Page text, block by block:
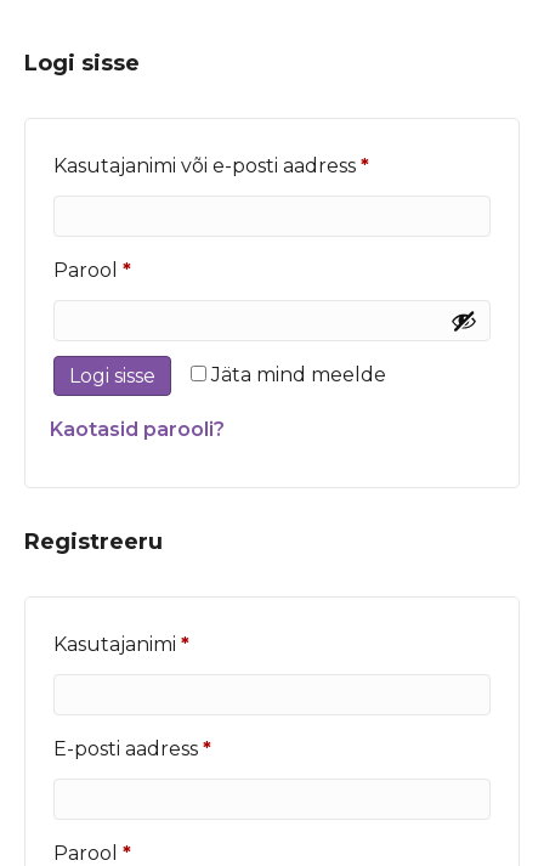
Logi sisse
Kasutajanimi või e-posti aadress *Nõutud
Parool *Nõutud
Jäta mind meelde
Logi sisse
Kaotasid parooli?
Registreeru
Kasutajanimi *Nõutud
E-posti aadress *Nõutud
Parool *Nõutud